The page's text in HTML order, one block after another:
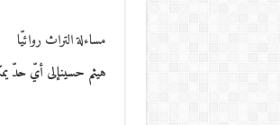
مساءلة التراث روائيّا
هيثم حسينإلى أيّ حدّ